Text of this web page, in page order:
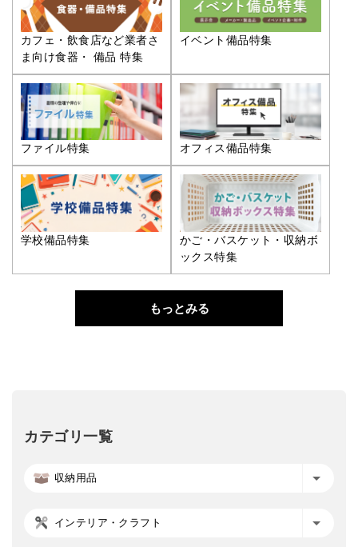
カフェ・飲食店など業者さ
ま向け食器・ 備品 特集
イベント備品特集
ファイル特集 オフィス備品特集
学校備品特集
かご・バスケット・収納ボ
ックス特集
もっとみる
カテゴリ一覧
収納用品
インテリア・クラフト